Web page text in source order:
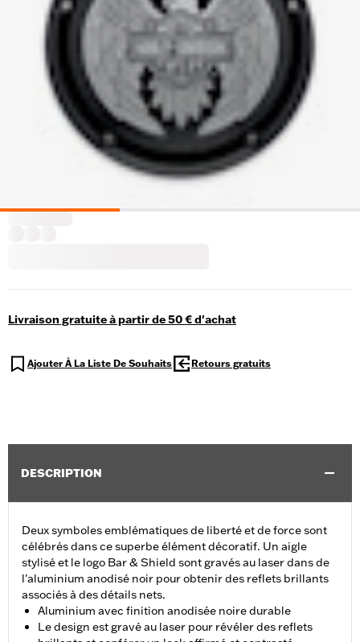
Livraison gratuite à partir de 50 € d'achat
Ajouter À La Liste De Souhaits Retours gratuits
DESCRIPTION
Deux symboles emblématiques de liberté et de force sont
célébrés dans ce superbe élément décoratif. Un aigle
stylisé et le logo Bar & Shield sont gravés au laser dans de
l'aluminium anodisé noir pour obtenir des reflets brillants
associés à des détails nets.
Aluminium avec finition anodisée noire durable
Le design est gravé au laser pour révéler des reflets